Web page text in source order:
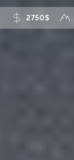
2750$